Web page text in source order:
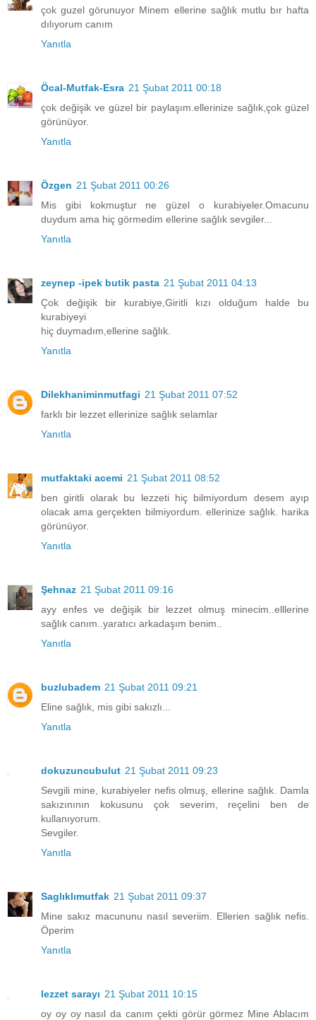
çok guzel görunuyor Minem ellerine sağlık mutlu bır hafta
dılıyorum canım
Yanıtla
Öcal-Mutfak-Esra 21 Şubat 2011 00:18
çok değişik ve güzel bir paylaşım.ellerinize sağlık,çok güzel
görünüyor.
Yanıtla
Özgen 21 Şubat 2011 00:26
Mis gibi kokmuştur ne güzel o kurabiyeler.Omacunu
duydum ama hiç görmedim ellerine sağlık sevgiler...
Yanıtla
zeynep -ipek butik pasta 21 Şubat 2011 04:13
Çok değişik bir kurabiye,Giritli kızı olduğum halde bu
kurabiyeyi
hiç duymadım,ellerine sağlık.
Yanıtla
Dilekhaniminmutfagi 21 Şubat 2011 07:52
farklı bir lezzet ellerinize sağlık selamlar
Yanıtla
mutfaktaki acemi 21 Şubat 2011 08:52
ben giritli olarak bu lezzeti hiç bilmiyordum desem ayıp
olacak ama gerçekten bilmiyordum. ellerinize sağlık. harika
görünüyor.
Yanıtla
Şehnaz 21 Şubat 2011 09:16
ayy enfes ve değişik bir lezzet olmuş minecim..elllerine
sağlık canım..yaratıcı arkadaşım benim..
Yanıtla
buzlubadem 21 Şubat 2011 09:21
Eline sağlık, mis gibi sakızlı...
Yanıtla
dokuzuncubulut 21 Şubat 2011 09:23
Sevgili mine, kurabiyeler nefis olmuş, ellerine sağlık. Damla
sakızınının kokusunu çok severim, reçelini ben de
kullanıyorum.
Sevgiler.
Yanıtla
Saglıklımutfak 21 Şubat 2011 09:37
Mine sakız macununu nasıl severiim. Ellerien sağlık nefis.
Öperim
Yanıtla
lezzet sarayı 21 Şubat 2011 10:15
oy oy oy nasıl da canım çekti görür görmez Mine Ablacım